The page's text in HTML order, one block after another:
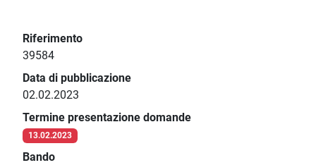
Riferimento
39584
Data di pubblicazione
02.02.2023
Termine presentazione domande
13.02.2023
Bando